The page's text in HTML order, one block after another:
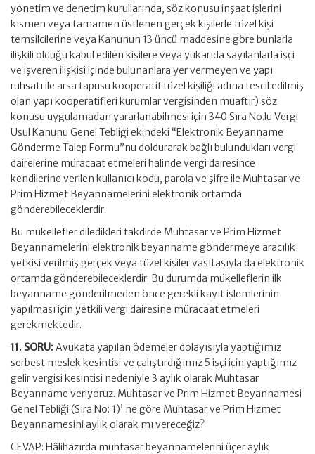
yönetim ve denetim kurullarında, söz konusu inşaat işlerini
kısmen veya tamamen üstlenen gerçek kişilerle tüzel kişi
temsilcilerine veya Kanunun 13 üncü maddesine göre bunlarla
ilişkili olduğu kabul edilen kişilere veya yukarıda sayılanlarla işçi
ve işveren ilişkisi içinde bulunanlara yer vermeyen ve yapı
ruhsatı ile arsa tapusu kooperatif tüzel kişiliği adına tescil edilmiş
olan yapı kooperatifleri kurumlar vergisinden muaftır) söz
konusu uygulamadan yararlanabilmesi için 340 Sıra No.lu Vergi
Usul Kanunu Genel Tebliği ekindeki “Elektronik Beyanname
Gönderme Talep Formu”nu doldurarak bağlı bulundukları vergi
dairelerine müracaat etmeleri halinde vergi dairesince
kendilerine verilen kullanıcı kodu, parola ve şifre ile Muhtasar ve
Prim Hizmet Beyannamelerini elektronik ortamda
gönderebileceklerdir.
Bu mükellefler diledikleri takdirde Muhtasar ve Prim Hizmet
Beyannamelerini elektronik beyanname göndermeye aracılık
yetkisi verilmiş gerçek veya tüzel kişiler vasıtasıyla da elektronik
ortamda gönderebileceklerdir. Bu durumda mükelleflerin ilk
beyanname gönderilmeden önce gerekli kayıt işlemlerinin
yapılması için yetkili vergi dairesine müracaat etmeleri
gerekmektedir.
11. SORU:Avukata yapılan ödemeler dolayısıyla yaptığımız
serbest meslek kesintisi ve çalıştırdığımız 5 işçi için yaptığımız
gelir vergisi kesintisi nedeniyle 3 aylık olarak Muhtasar
Beyanname veriyoruz. Muhtasar ve Prim Hizmet Beyannamesi
Genel Tebliği (Sıra No: 1)’ ne göre Muhtasar ve Prim Hizmet
Beyannamesini aylık olarak mı vereceğiz?
CEVAP: Hâlihazırda muhtasar beyannamelerini üçer aylık